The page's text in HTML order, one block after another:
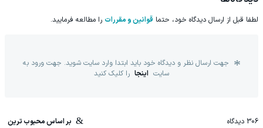
لطفا قبل از ارسال دیدگاه خود، حتما قوانین و مقررات را مطالعه فرمایید.
جهت ارسال نظر و دیدگاه خود باید ابتدا وارد سایت شوید. جهت ورود به
سایت اینجا را کلیک کنید
306 دیدگاه بر اساس محبوب ترین